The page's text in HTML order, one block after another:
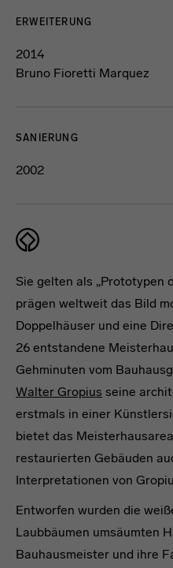
ERWEITERUNG
2014
Bruno Fioretti Marquez
SANIERUNG
2002
Sie gelten als „Prototypen
prägen weltweit das Bild
Doppelhäuser und eine
26 entstandene
Gehminuten vom
Walter Gropius seine
erstmals in einer
bietet das
restaurierten Gebäuden
Interpretationen von
Entworfen wurden die
Laubbäumen umsäumten
Bauhausmeister und ihre